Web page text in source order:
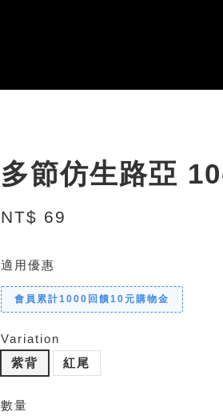
多節仿生路亞
NT$ 69
適用優惠
會員累計1000回饋10元購物金
Variation
紫背
紅尾
數量